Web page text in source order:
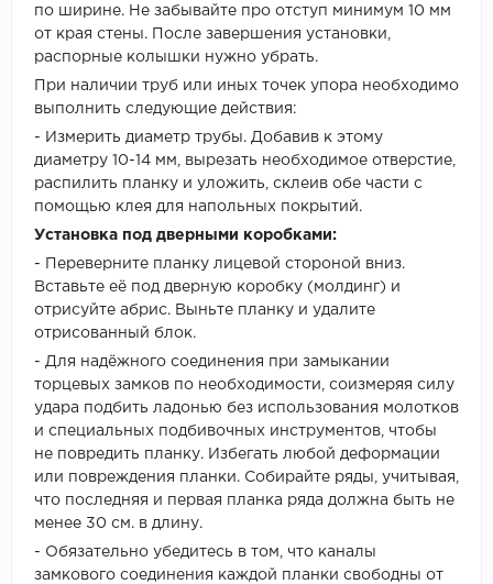
по ширине. Не забывайте про отступ минимум 10 мм
от края стены. После завершения установки,
распорные колышки нужно убрать.
При наличии труб или иных точек упора необходимо
выполнить следующие действия:
- Измерить диаметр трубы. Добавив к этому
диаметру 10-14 мм, вырезать необходимое отверстие,
распилить планку и уложить, склеив обе части с
помощью клея для напольных покрытий.
Установка под дверными коробками:
- Переверните планку лицевой стороной вниз.
Вставьте её под дверную коробку (молдинг) и
отрисуйте абрис. Выньте планку и удалите
отрисованный блок.
- Для надёжного соединения при замыкании
торцевых замков по необходимости, соизмеряя силу
удара подбить ладонью без использования молотков
и специальных подбивочных инструментов, чтобы
не повредить планку. Избегать любой деформации
или повреждения планки. Собирайте ряды, учитывая,
что последняя и первая планка ряда должна быть не
менее 30 см. в длину.
- Обязательно убедитесь в том, что каналы
замкового соединения каждой планки свободны от